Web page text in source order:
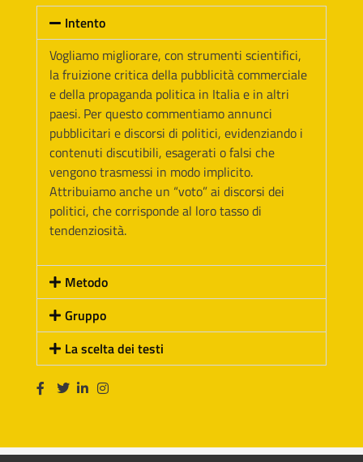
Intento
Vogliamo migliorare, con strumenti scientifici,
la fruizione critica della pubblicità commerciale
e della propaganda politica in Italia e in altri
paesi. Per questo commentiamo annunci
pubblicitari e discorsi di politici, evidenziando i
contenuti discutibili, esagerati o falsi che
vengono trasmessi in modo implicito.
Attribuiamo anche un “voto” ai discorsi dei
politici, che corrisponde al loro tasso di
tendenziosità.
Metodo
Gruppo
La scelta dei testi